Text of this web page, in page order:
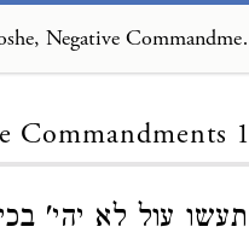
Brit
Commandments
עול לא יהי'